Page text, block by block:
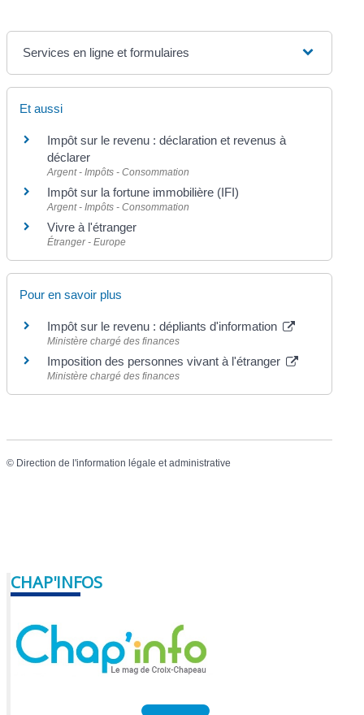
Services en ligne et formulaires
Et aussi
Impôt sur le revenu : déclaration et revenus à
déclarer
Argent - Impôts - Consommation
Impôt sur la fortune immobilière (IFI)
Argent - Impôts - Consommation
Vivre à l'étranger
Étranger - Europe
Pour en savoir plus
Impôt sur le revenu : dépliants d'information
Ministère chargé des finances
Imposition des personnes vivant à l'étranger
Ministère chargé des finances
© Direction de l'information légale et administrative
CHAP'INFOS